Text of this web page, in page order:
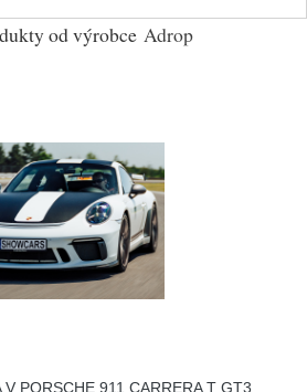
od výrobce Adrop
PORSCHE 911 CARRERA T GT3